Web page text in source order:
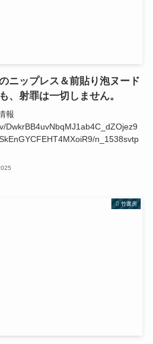
ニップレス＆前貼り泡ヌード
、射罪は一切しません。
報
DwkrBB4uvNbqMJ1ab4C_dZOjez9
n_1538svtp
竹書房